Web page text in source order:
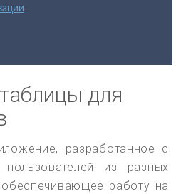
для
разработанное с
из разных
обеспечивающее работу на